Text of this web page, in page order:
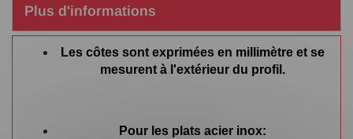
Plus d'informations
Les côtes sont exprimées en millimètre et se
mesurent à l'extérieur du profil.
Pour les plats acier inox: